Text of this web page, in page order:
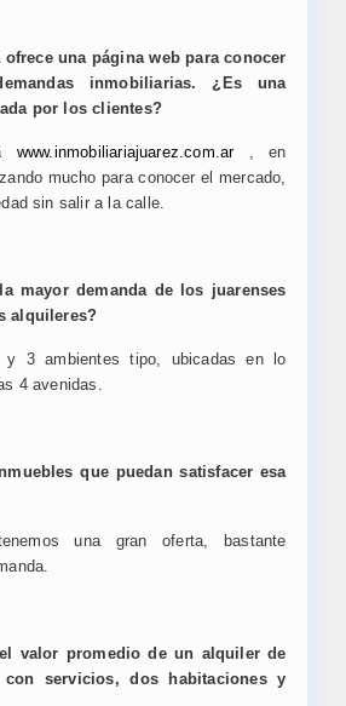
ofrece una página web para conocer
inmobiliarias. ¿Es una
por los clientes?
www.inmobiliariajuarez.com.ar, en
mucho para conocer el mercado,
sin salir a la calle.
mayor demanda de los juarenses
alquileres?
3 ambientes tipo, ubicadas en lo
4 avenidas.
que puedan satisfacer esa
una gran oferta, bastante
valor promedio de un alquiler de
servicios, dos habitaciones y